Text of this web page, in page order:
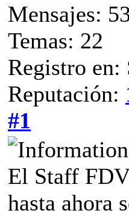
Mensajes:
Temas: 22
Registro en:
Reputación:
#1
El Staff
hasta ahora